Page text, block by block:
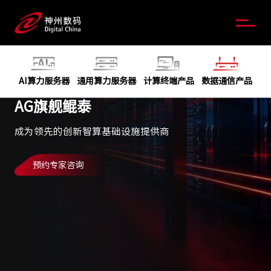
AG旗舰鲲泰
成为领先的创新智算基础设施提供商
预约专家咨询
AI算力服务器 通用算力服务器 计算终端产品 数据通信产品